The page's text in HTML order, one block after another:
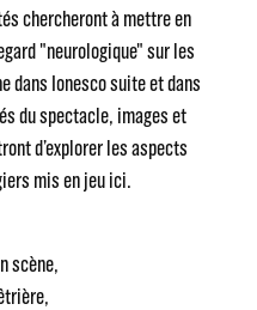
chercheront à mettre en
"neurologique" sur les
dans Ionesco suite et dans
du spectacle, images et
d’explorer les aspects
mis en jeu ici.
scène,